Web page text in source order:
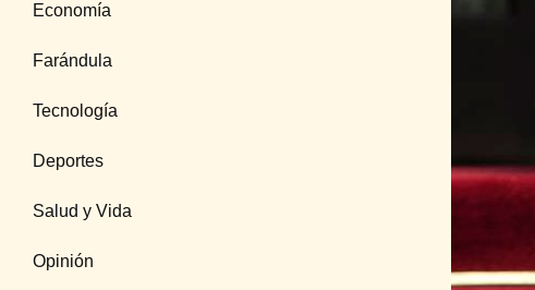
Economía
Farándula
Tecnología
Deportes
Salud y Vida
Opinión